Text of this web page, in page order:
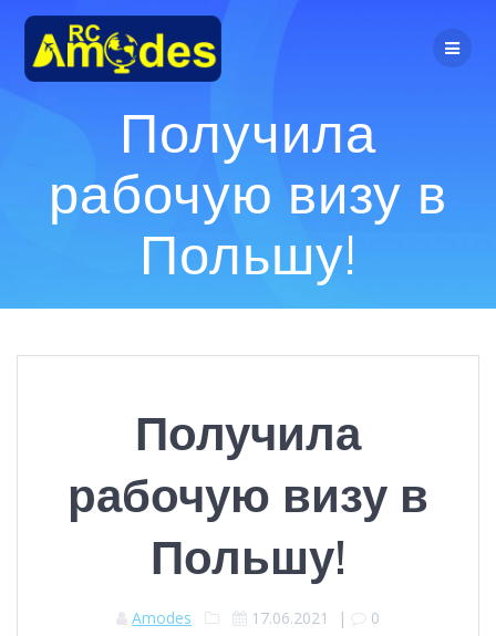
Получила
рабочую визу в
Польшу!
Получила
рабочую визу в
Польшу!
Amodes 17.06.2021 | 0